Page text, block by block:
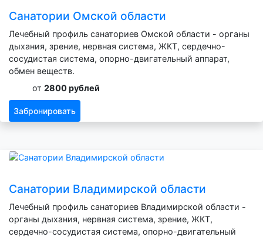
Санатории Омской области
Лечебный профиль санаториев Омской области - органы
дыхания, зрение, нервная система, ЖКТ, сердечно-
сосудистая система, опорно-двигательный аппарат,
обмен веществ.
от 2800 рублей
Забронировать
Санатории Владимирской области
Лечебный профиль санаториев Владимирской области -
органы дыхания, нервная система, зрение, ЖКТ,
сердечно-сосудистая система, опорно-двигательный